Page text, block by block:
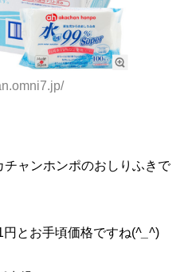
ャンホンポのおしりふきで
とお手頃価格ですね(^_^)